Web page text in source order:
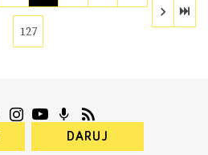
127
DARUJ